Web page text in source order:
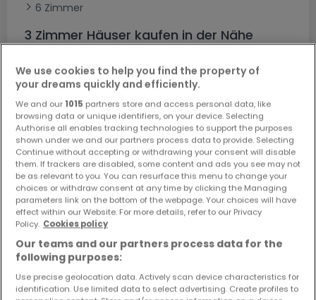
6 Zimmer
3 Zimmer Häuser kaufen in der Nähe
Bitte ändern Sie Ihre Suche und versuchen Sie
es erneut
Ähnliche Immobilien in der Nähe
Sie haben keine Immobilien gefunden, die Sie
interessieren? Diese vorgeschlagenen Anzeigen
könnten Sie interessieren.
We use cookies to help you find the property of
your dreams quickly and efficiently.
We and our 1015 partners store and access personal data, like
browsing data or unique identifiers, on your device. Selecting
Authorise all enables tracking technologies to support the purposes
shown under we and our partners process data to provide. Selecting
Continue without accepting or withdrawing your consent will disable
them. If trackers are disabled, some content and ads you see may not
be as relevant to you. You can resurface this menu to change your
choices or withdraw consent at any time by clicking the Managing
parameters link on the bottom of the webpage. Your choices will have
effect within our Website. For more details, refer to our Privacy
Policy. Cookies policy
Our teams and our partners process data for the
following purposes:
Use precise geolocation data. Actively scan device characteristics for
identification. Use limited data to select advertising. Create profiles to